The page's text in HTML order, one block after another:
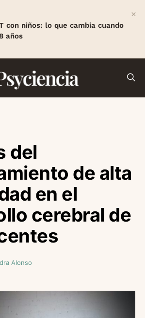
con niños: lo que cambia cuando
años
×
del
de alta
en el
cerebral de
Alonso